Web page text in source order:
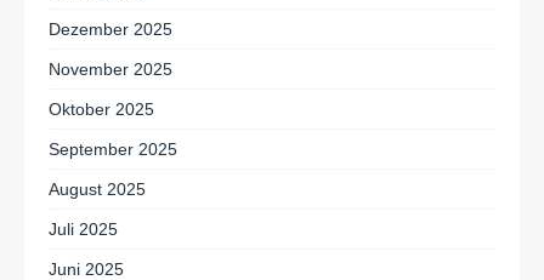
Dezember 2025
November 2025
Oktober 2025
September 2025
August 2025
Juli 2025
Juni 2025